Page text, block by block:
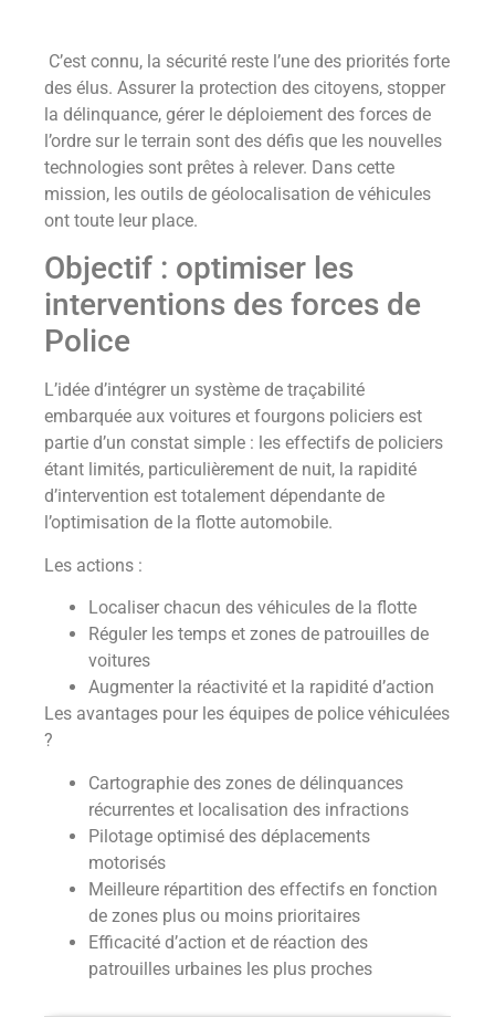
C’est connu, la sécurité reste l’une des priorités forte
des élus. Assurer la protection des citoyens, stopper
la délinquance, gérer le déploiement des forces de
l’ordre sur le terrain sont des défis que les nouvelles
technologies sont prêtes à relever. Dans cette
mission, les outils de géolocalisation de véhicules
ont toute leur place.
Objectif : optimiser les
interventions des forces de
Police
L’idée d’intégrer un système de traçabilité
embarquée aux voitures et fourgons policiers est
partie d’un constat simple : les effectifs de policiers
étant limités, particulièrement de nuit, la rapidité
d’intervention est totalement dépendante de
l’optimisation de la flotte automobile.
Les actions :
Localiser chacun des véhicules de la flotte
Réguler les temps et zones de patrouilles de
voitures
Augmenter la réactivité et la rapidité d’action
Les avantages pour les équipes de police véhiculées
?
Cartographie des zones de délinquances
récurrentes et localisation des infractions
Pilotage optimisé des déplacements
motorisés
Meilleure répartition des effectifs en fonction
de zones plus ou moins prioritaires
Efficacité d’action et de réaction des
patrouilles urbaines les plus proches